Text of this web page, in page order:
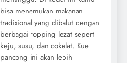
bisa menemukan makanan
tradisional yang dibalut dengan
berbagai topping lezat seperti
keju, susu, dan cokelat. Kue
pancong ini akan lebih